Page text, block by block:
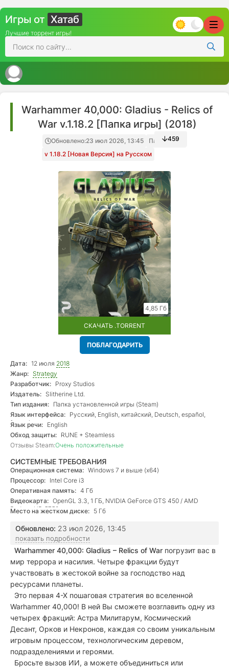
Игры от Хатаб
Лучшие торрент игры!
Warhammer 40,000: Gladius - Relics of
War v.1.18.2 [Папка игры] (2018)
Обновлено:23 июл 2026, 13:45
Папка игры
v 1.18.2 [Новая Версия] на Русском
459
4,85 Гб
СКАЧАТЬ .TORRENT
ПОБЛАГОДАРИТЬ
Дата: 12 июля 2018
Жанр: Strategy
Разработчик: Proxy Studios
Издатель: Slitherine Ltd.
Тип издания: Папка установленной игры (Steam)
Язык интерфейса: Русский, English, китайский, Deutsch, español,
français
Язык речи: English
Обход защиты: RUNE + Steamless
Отзывы Steam:Очень положительные
СИСТЕМНЫЕ ТРЕБОВАНИЯ
Операционная система: Windows 7 и выше (х64)
Процессор: Intel Core i3
Оперативная память: 4 Гб
Видеокарта: OpenGL 3.3, 1 ГБ, NVIDIA GeForce GTS 450 / AMD
Radeon HD 5750
Место на жестком диске: 5 Гб
Обновлено: 23 июл 2026, 13:45
показать подробности
Warhammer 40,000: Gladius – Relics of War погрузит вас в
мир террора и насилия. Четыре фракции будут
участвовать в жестокой войне за господство над
ресурсами планеты.
Это первая 4-Х пошаговая стратегия во вселенной
Warhammer 40,000! В ней Вы сможете возглавить одну из
четырех фракций: Астра Милитарум, Космический
Десант, Орков и Некронов, каждая со своим уникальным
игровым процессом, технологическим деревом,
подразделениями и героями.
Бросьте вызов ИИ, а можете объединиться или